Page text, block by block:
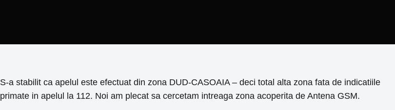
S-a stabilit ca apelul este efectuat din zona DUD-CASOAIA – deci total alta zona fata de indicatiile
primate in apelul la 112. Noi am plecat sa cercetam intreaga zona acoperita de Antena GSM.